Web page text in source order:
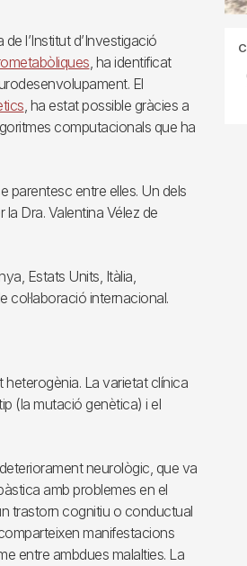
l’Institut d’Investigació
, ha identificat
El
, ha estat possible gràcies a
computacionals que ha
parentesc entre elles. Un dels
Dra. Valentina Vélez de
Estats Units, Itàlia,
col·laboració internacional.
heterogènia. La varietat clínica
(la mutació genètica) i el
neurològic, que va
amb problemes en el
trastorn cognitiu o conductual
manifestacions
entre ambdues malalties. La